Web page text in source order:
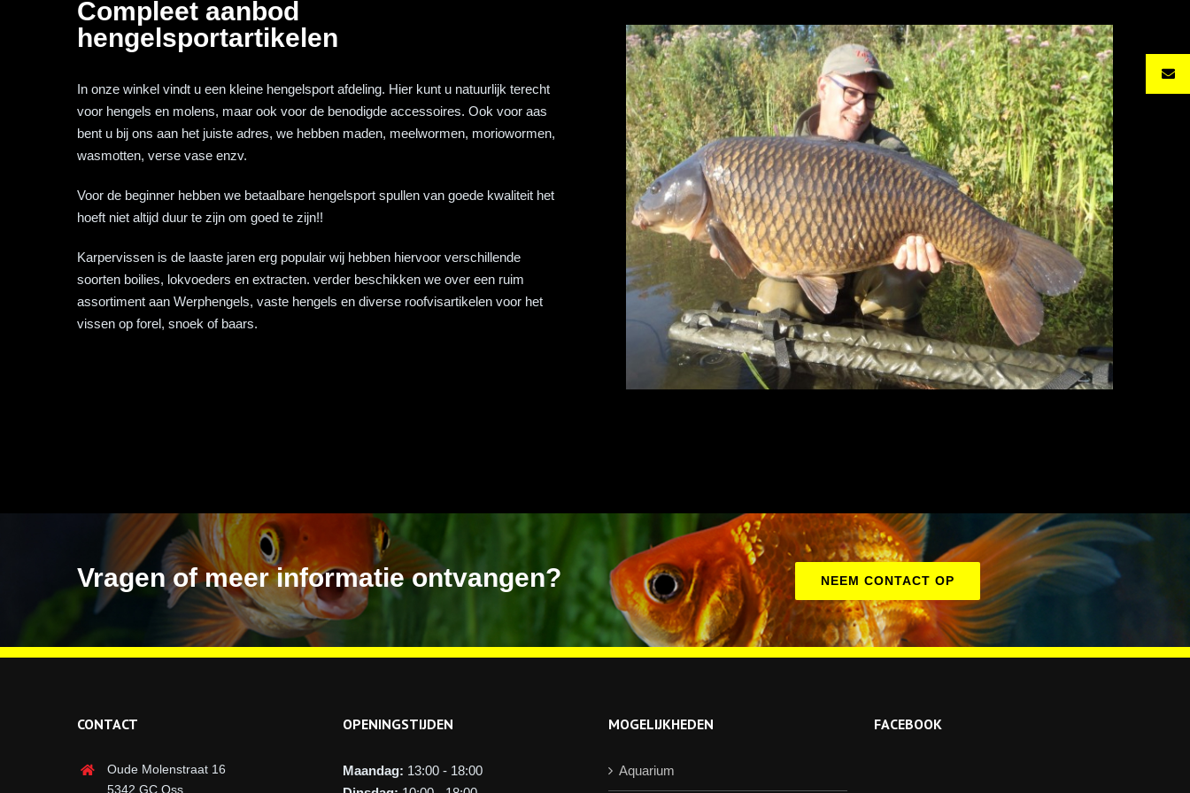
Compleet aanbod
hengelsportartikelen
In onze winkel vindt u een kleine hengelsport afdeling. Hier kunt u natuurlijk terecht
voor hengels en molens, maar ook voor de benodigde accessoires. Ook voor aas
bent u bij ons aan het juiste adres, we hebben maden, meelwormen, moriowormen,
wasmotten, verse vase enzv.
Voor de beginner hebben we betaalbare hengelsport spullen van goede kwaliteit het
hoeft niet altijd duur te zijn om goed te zijn!!
Karpervissen is de laaste jaren erg populair wij hebben hiervoor verschillende
soorten boilies, lokvoeders en extracten. verder beschikken we over een ruim
assortiment aan Werphengels, vaste hengels en diverse roofvisartikelen voor het
vissen op forel, snoek of baars.
Vragen of meer informatie ontvangen? NEEM CONTACT OP
CONTACT
Oude Molenstraat 16
5342 GC Oss
OPENINGSTIJDEN
Maandag: 13:00 - 18:00
MOGELIJKHEDEN
Aquarium
FACEBOOK